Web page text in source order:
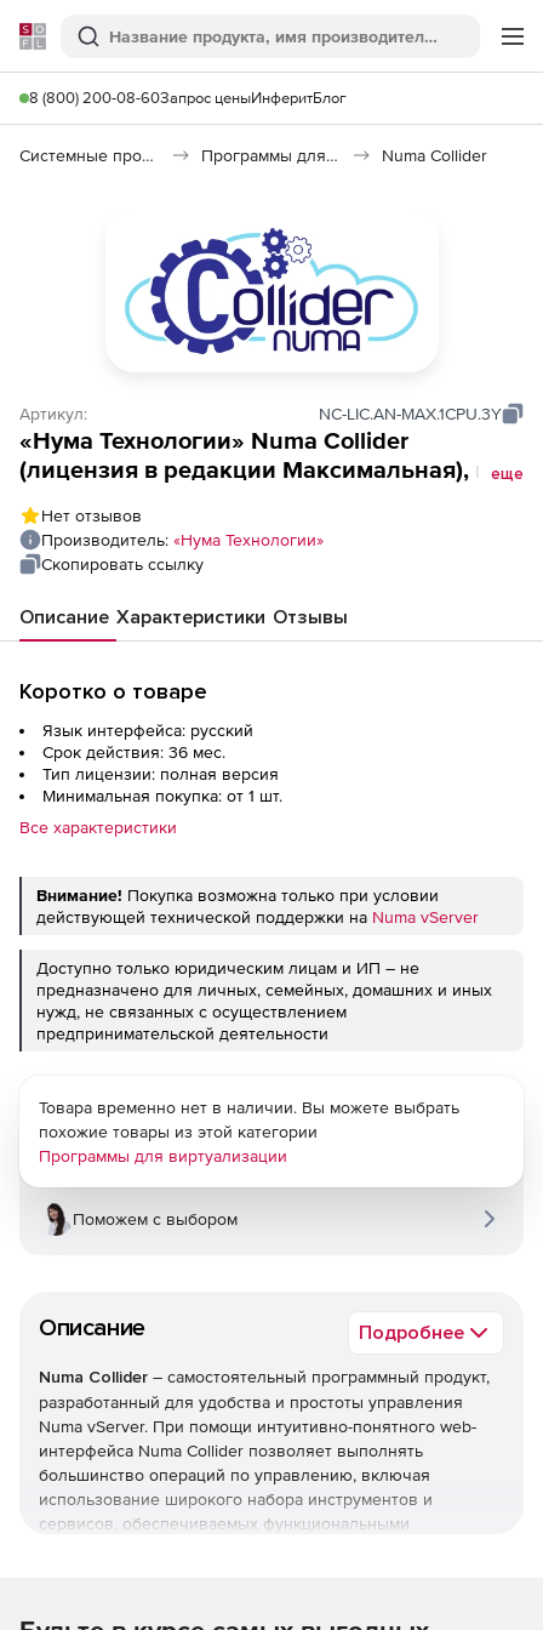
Softline
Поиск
8 (800) 200-08-60Запрос ценыИнферитБлог
Системные программы Программы для виртуализации Numa Collider
Артикул: NС-LIC.AN-MAX.1CPU.3Y
«Нума Технологии» Numa Collider
(лицензия в редакции Максимальная), на 1
еще
Нет отзывов
Производитель: «Нума Технологии»
Скопировать ссылку
Описание Характеристики Отзывы
Коротко о товаре
Язык интерфейса: русский
Срок действия: 36 мес.
Тип лицензии: полная версия
Минимальная покупка: от 1 шт.
Все характеристики
Внимание! Покупка возможна только при условии
действующей технической поддержки на Numa vServer
Доступно только юридическим лицам и ИП – не
предназначено для личных, семейных, домашних и иных
нужд, не связанных с осуществлением
предпринимательской деятельности
Описание Подробнее
Numa Collider – самостоятельный программный продукт,
разработанный для удобства и простоты управления
Numa vServer. При помощи интуитивно-понятного web-
интерфейса Numa Collider позволяет выполнять
большинство операций по управлению, включая
использование широкого набора инструментов и
сервисов, обеспечиваемых функциональными
Товара временно нет в наличии. Вы можете выбрать
похожие товары из этой категории
Программы для виртуализации
Поможем с выбором